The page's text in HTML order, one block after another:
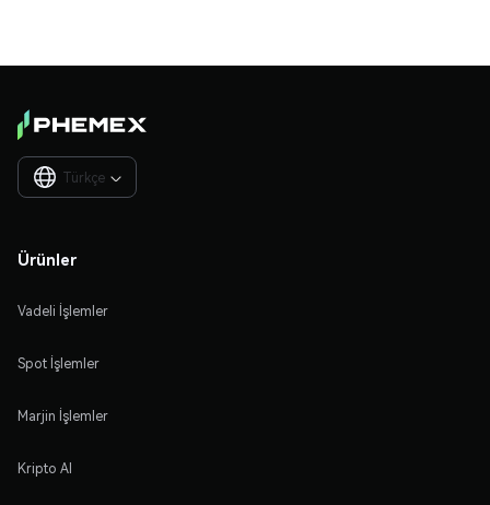
Türkçe 
Ürünler
Vadeli İşlemler
Spot İşlemler
Marjin İşlemler
Kripto Al